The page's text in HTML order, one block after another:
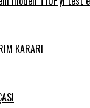
KARARI